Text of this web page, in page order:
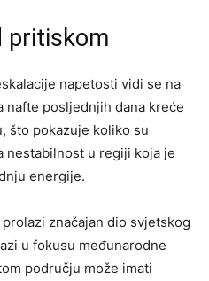
pritiskom
napetosti vidi se na
posljednjih dana kreće
što pokazuje koliko su
nestabilnost u regiji koja je
energije.
značajan dio svjetskog
u fokusu međunarodne
području može imati